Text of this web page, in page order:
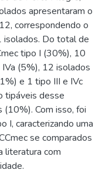
apresentaram o
correspondendo o
isolados. Do total de
tipo I (30%), 10
(5%), 12 isolados
e 1 tipo III e IVc
tipáveis desse
Com isso, foi
I, caracterizando uma
se comparados
literatura com